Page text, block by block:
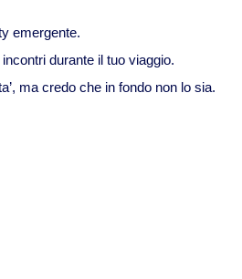
emergente.
durante il tuo viaggio.
ma credo che in fondo non lo sia.